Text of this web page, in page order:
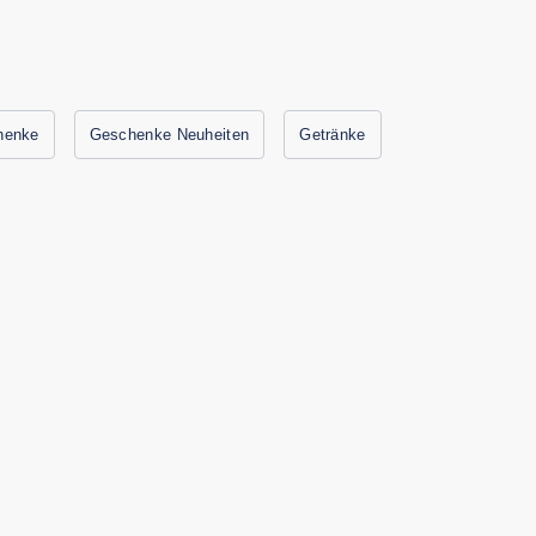
Geschenke Neuheiten Getränke